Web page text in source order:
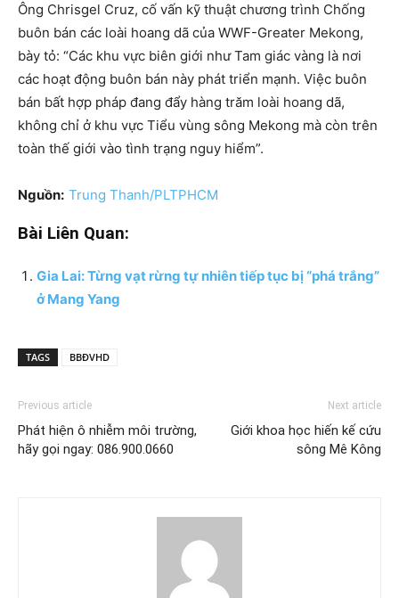
Ông Chrisgel Cruz, cố vấn kỹ thuật chương trình Chống
buôn bán các loài hoang dã của WWF-Greater Mekong,
bày tỏ: “Các khu vực biên giới như Tam giác vàng là nơi
các hoạt động buôn bán này phát triển mạnh. Việc buôn
bán bất hợp pháp đang đẩy hàng trăm loài hoang dã,
không chỉ ở khu vực Tiểu vùng sông Mekong mà còn trên
toàn thế giới vào tình trạng nguy hiểm”.
Nguồn: Trung Thanh/PLTPHCM
Bài Liên Quan:
Gia Lai: Từng vạt rừng tự nhiên tiếp tục bị “phá trắng”
ở Mang Yang
TAGS BBĐVHD
Previous article
Phát hiện ô nhiễm môi trường,
hãy gọi ngay: 086.900.0660
Next article
Giới khoa học hiến kế cứu
sông Mê Kông